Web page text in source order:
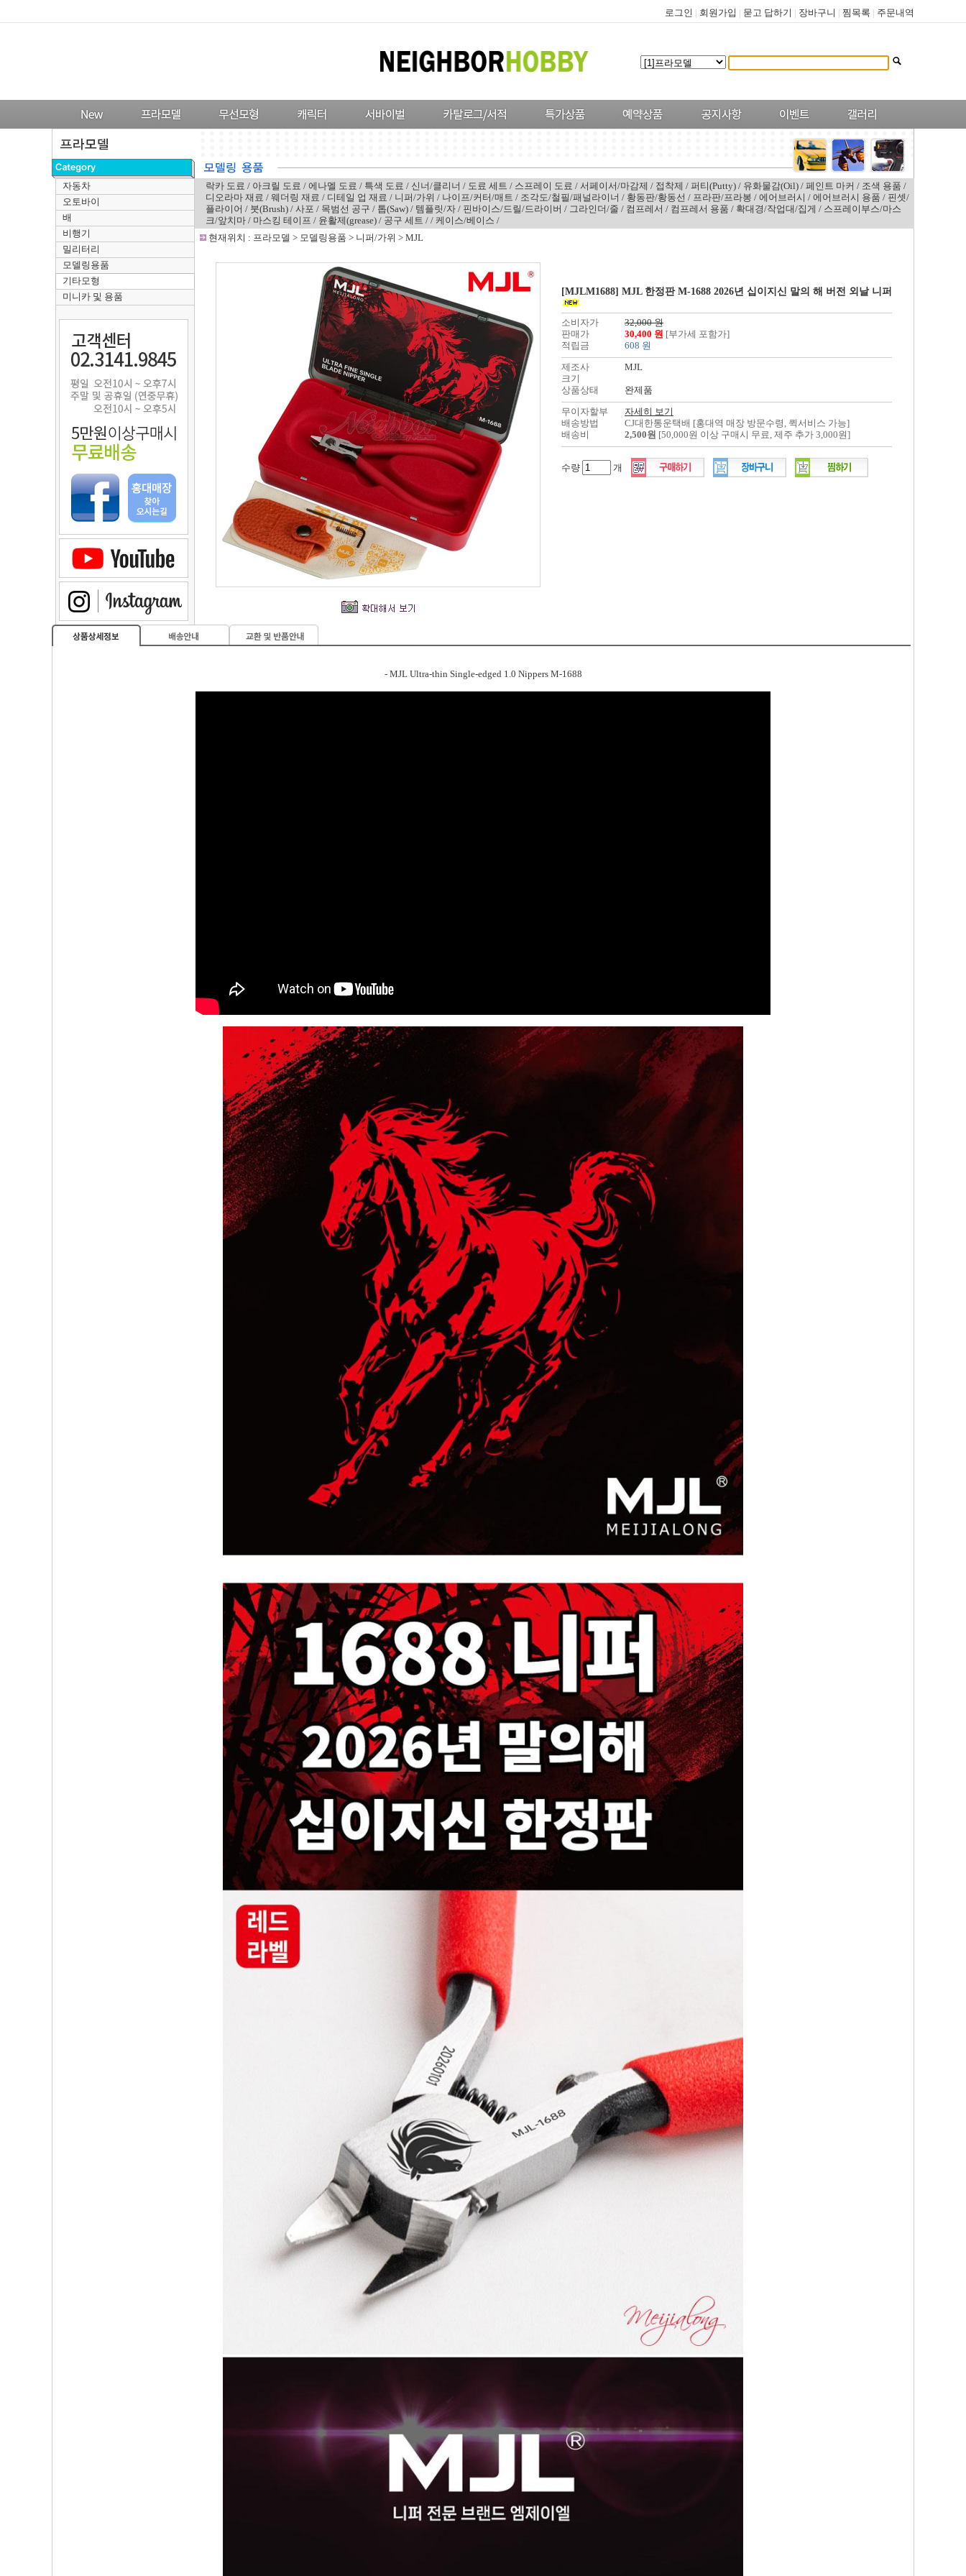
로그인 | 회원가입 | 묻고 답하기 | 장바구니 | 찜목록 | 주문내역
자동차
오토바이
배
비행기
밀리터리
모델링용품
기타모형
미니카 및 용품
락카 도료 / 아크릴 도료 / 에나멜 도료 / 특색 도료 / 신너/클리너 / 도료 세트 / 스프레이 도료 / 서페이서/마감제 / 접착제 / 퍼티(Putty) / 유화물감(Oil) / 페인트 마커 / 조색 용품 /
디오라마 재료 / 웨더링 재료 / 디테일 업 재료 / 니퍼/가위 / 나이프/커터/매트 / 조각도/철필/패널라이너 / 황동판/황동선 / 프라판/프라봉 / 에어브러시 / 에어브러시 용품 / 핀셋/
플라이어 / 붓(Brush) / 사포 / 목범선 공구 / 톱(Saw) / 템플릿/자 / 핀바이스/드릴/드라이버 / 그라인더/줄 / 컴프레서 / 컴프레서 용품 / 확대경/작업대/집게 / 스프레이부스/마스
크/앞치마 / 마스킹 테이프 / 윤활제(grease) / 공구 세트 / / 케이스/베이스 /
현재위치 : 프라모델 > 모델링용품 > 니퍼/가위 > MJL
[MJLM1688] MJL 한정판 M-1688 2026년 십이지신 말의 해 버전 외날 니퍼
소비자가
32,000 원
판매가
30,400 원 [부가세 포함가]
적립금
608 원
제조사
MJL
크기
상품상태
완제품
무이자할부
자세히 보기
배송방법
CJ대한통운택배 [홍대역 매장 방문수령, 퀵서비스 가능]
배송비
2,500원 [50,000원 이상 구매시 무료, 제주 추가 3,000원]
수량 개
- MJL Ultra-thin Single-edged 1.0 Nippers M-1688